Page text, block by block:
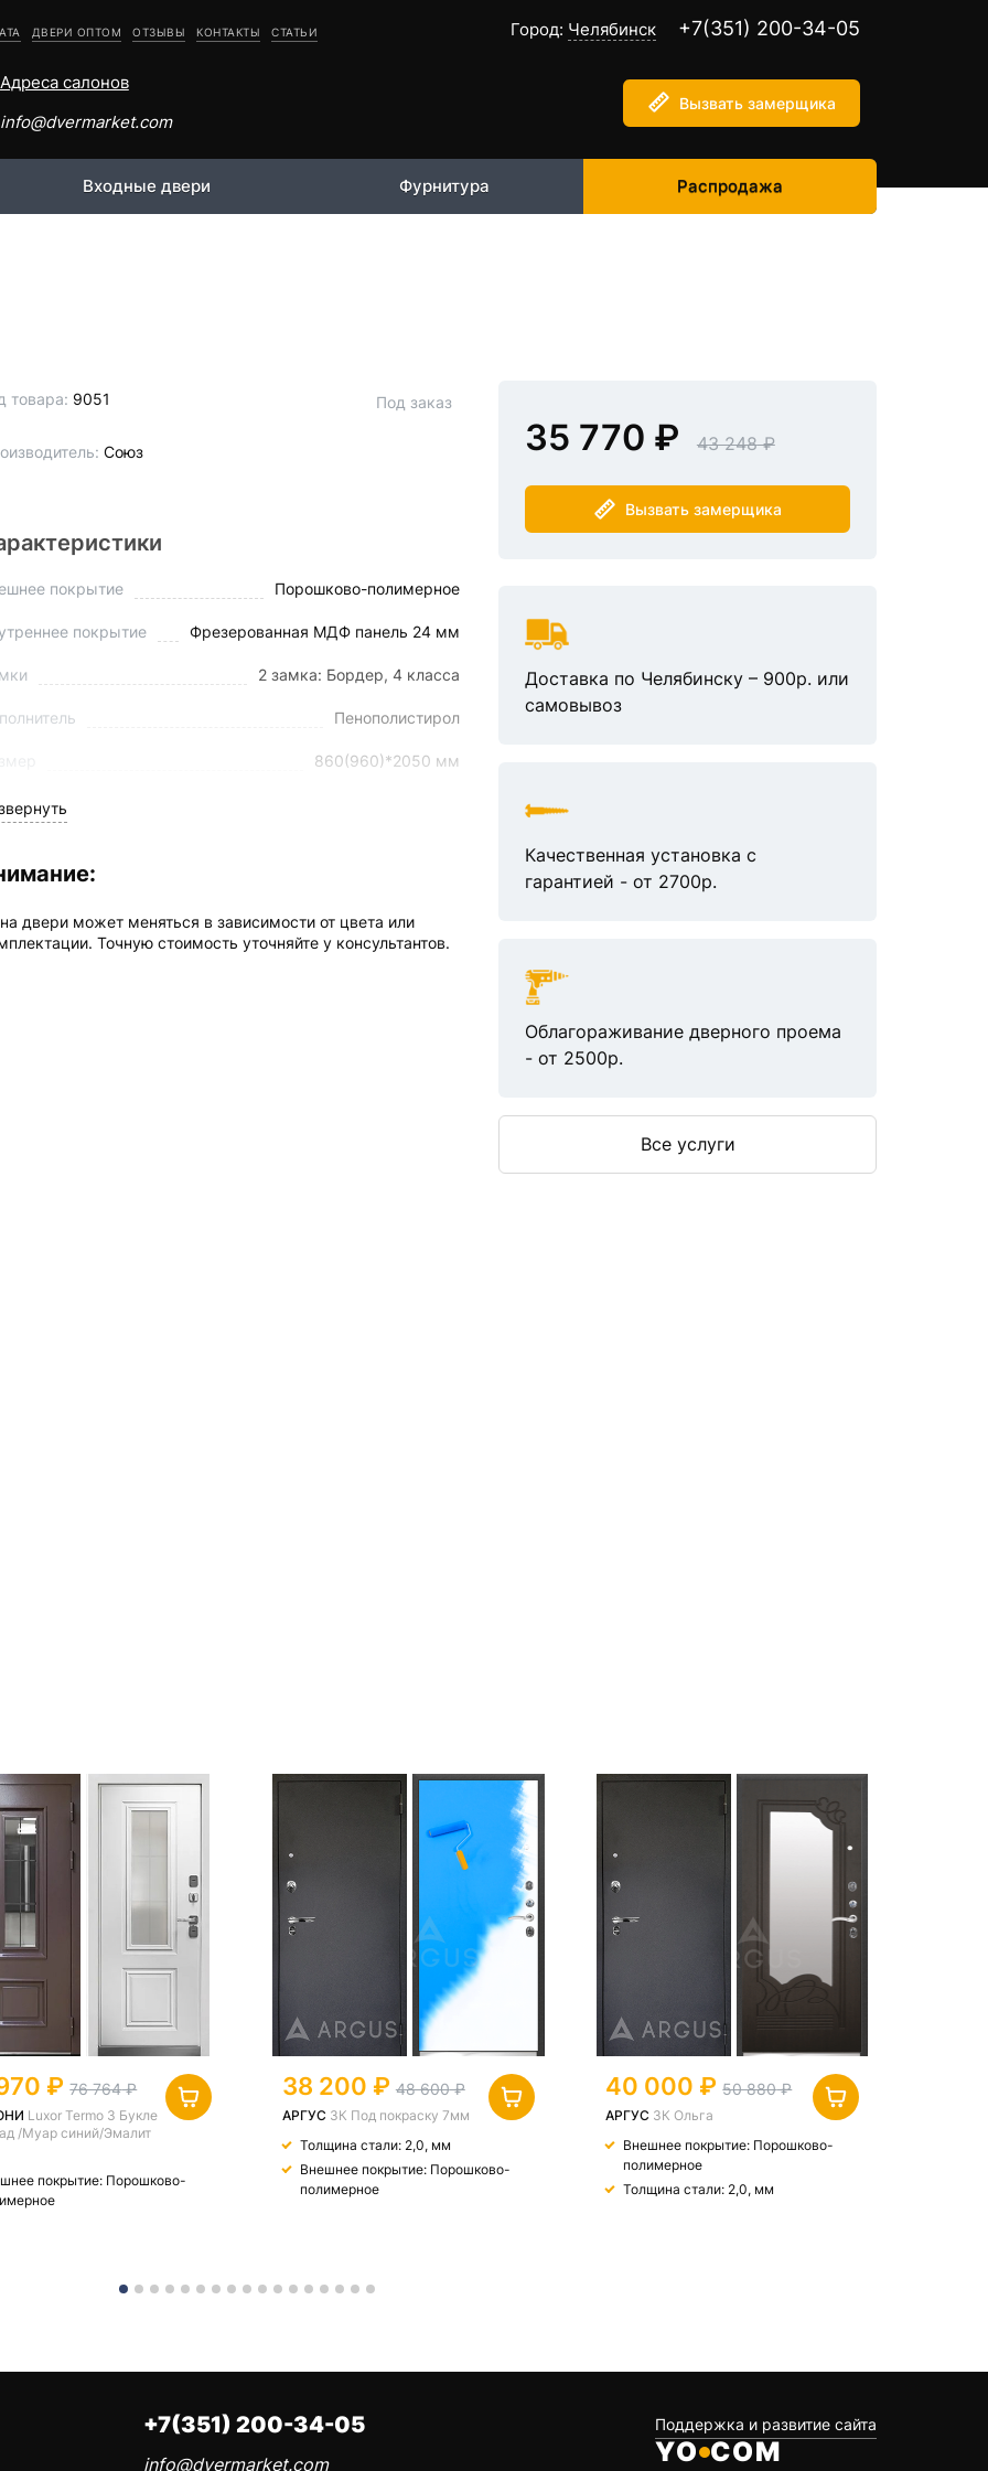
ДВЕРИ ОПТОМ ОТЗЫВЫ КОНТАКТЫ СТАТЬИ Город: Челябинск +7(351) 200-34-05
Адреса салонов
info@dvermarket.com
Вызвать замерщика
Входные двери Фурнитура Распродажа
товара: 9051
Союз
Под заказ
покрытие Порошково-полимерное
покрытие Фрезерованная МДФ панель 24 мм
2 замка: Бордер, 4 класса
Пенополистирол
860(960)*2050 мм
полотна
3-контура
двери может меняться в зависимости от цвета или
Точную стоимость уточняйте у консультантов.
35 770 43 248
Вызвать замерщика
Доставка по Челябинску – 900р. или
самовывоз
Качественная установка с
гарантией - от 2700р.
Облагораживание дверного проема
- от 2500р.
Все услуги
76 764
Luxor Termo 3 Букле
/Муар синий/Эмалит
покрытие: Порошково-
38 200 48 600
АРГУС 3К Под покраску 7мм
Толщина стали: 2,0, мм
Внешнее покрытие: Порошково-
полимерное
40 000 50 880
АРГУС 3К Ольга
Внешнее покрытие: Порошково-
полимерное
Толщина стали: 2,0, мм
+7(351) 200-34-05
info@dvermarket.com
Поддержка и развитие сайта
YO COM